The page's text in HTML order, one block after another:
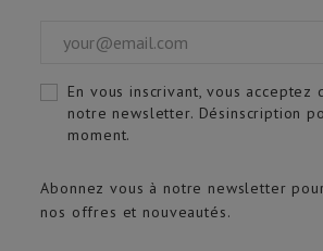
Abonnez vous à notre newsletter
nos offres et nouveautés.
En vous inscrivant, vous acceptez
notre newsletter. Désinscription
moment.